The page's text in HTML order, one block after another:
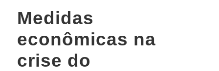
Medidas
econômicas na
crise do